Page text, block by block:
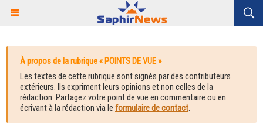
À propos de la rubrique « POINTS DE VUE »
Les textes de cette rubrique sont signés par des contributeurs
extérieurs. Ils expriment leurs opinions et non celles de la
rédaction. Partagez votre point de vue en commentaire ou en
écrivant à la rédaction via le formulaire de contact.